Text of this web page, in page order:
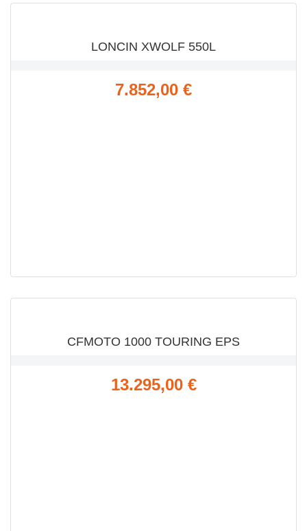
LONCIN XWOLF 550L
Precio
7.852,00 €
VISTA RÁPIDA
CFMOTO 1000 TOURING EPS
Precio
13.295,00 €